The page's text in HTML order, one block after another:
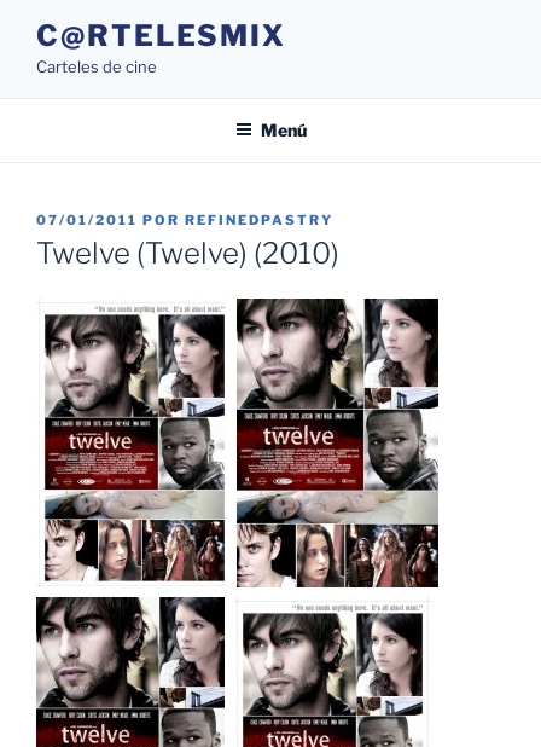
contenido
C@RTELESMIX
Carteles de cine
Menú
PUBLICADO
EL
07/01/2011 POR REFINEDPASTRY
Twelve (Twelve) (2010)